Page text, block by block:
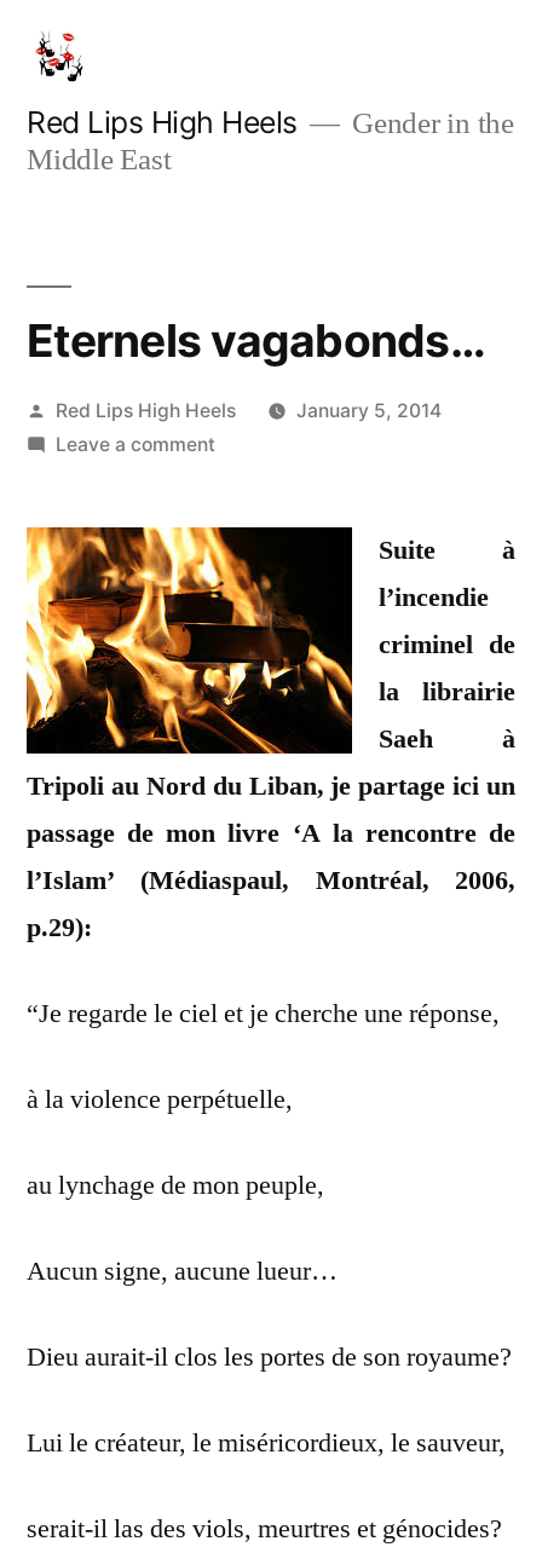
content
Red Lips High Heels
Gender in the
Middle East
Eternels vagabonds…
Posted
by
Red Lips High Heels
January 5, 2014
Leave a commenton
Suite à
l’incendie
criminel de
la librairie
Saeh à
Tripoli au Nord du Liban, je partage ici un
passage de mon livre ‘A la rencontre de
l’Islam’ (Médiaspaul, Montréal, 2006,
p.29):
“Je regarde le ciel et je cherche une réponse,
à la violence perpétuelle,
au lynchage de mon peuple,
Aucun signe, aucune lueur…
Dieu aurait-il clos les portes de son royaume?
Lui le créateur, le miséricordieux, le sauveur,
serait-il las des viols, meurtres et génocides?